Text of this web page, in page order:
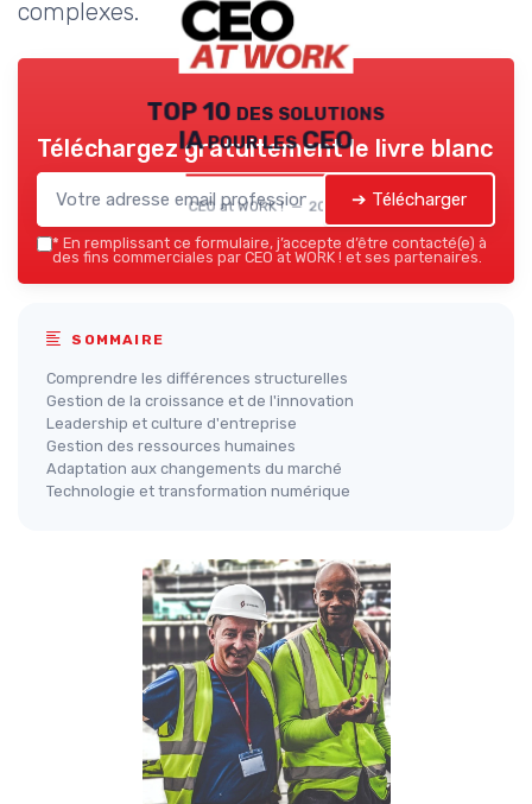
complexes.
TOP 10 des solutions
IA pour les CEO
CEO at WORK ! — 2026
Téléchargez gratuitement le livre blanc
➔ Télécharger
* En remplissant ce formulaire, j’accepte d’être contacté(e) à
des fins commerciales par CEO at WORK ! et ses partenaires.
SOMMAIRE
Comprendre les différences structurelles
Gestion de la croissance et de l'innovation
Leadership et culture d'entreprise
Gestion des ressources humaines
Adaptation aux changements du marché
Technologie et transformation numérique